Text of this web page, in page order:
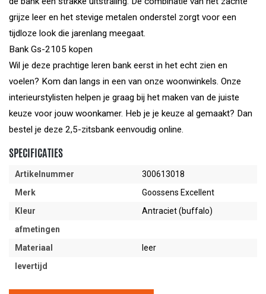
grijze leer en het stevige metalen onderstel zorgt voor een
tijdloze look die jarenlang meegaat.
Bank Gs-2105 kopen
Wil je deze prachtige leren bank eerst in het echt zien en
voelen? Kom dan langs in een van onze woonwinkels. Onze
interieurstylisten helpen je graag bij het maken van de juiste
keuze voor jouw woonkamer. Heb je je keuze al gemaakt? Dan
bestel je deze 2,5-zitsbank eenvoudig online.
SPECIFICATIES
Artikelnummer
300613018
Merk
Goossens Excellent
Kleur
Antraciet (buffalo)
afmetingen
Materiaal
leer
levertijd